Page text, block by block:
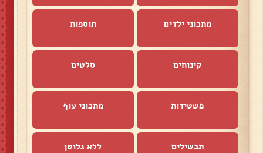
מתכוני ילדים תוספות
קינוחים סלטים
פשטידות מתכוני עוף
תבשילים ללא גלוטן